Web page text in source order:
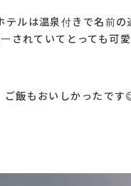
テルは温泉付きで名前の
されていてとっても可
ご飯もおいしかったです